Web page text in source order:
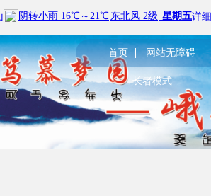
首页 网站无障碍
长者模式